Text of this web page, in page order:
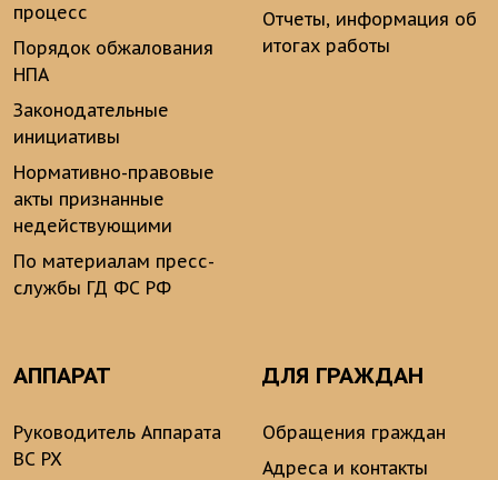
процесс
Порядок обжалования
НПА
Законодательные
инициативы
Нормативно-правовые
акты признанные
недействующими
По материалам пресс-
службы ГД ФС РФ
Отчеты, информация об
итогах работы
АППАРАТ
Руководитель Аппарата
ВС РХ
ДЛЯ ГРАЖДАН
Обращения граждан
Адреса и контакты